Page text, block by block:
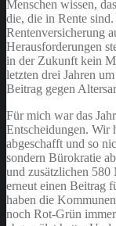
Menschen wissen,
die, die in Rente
Rentenversicherung
Herausforderungen
in der Zukunft kein
letzten drei Jahren
Beitrag gegen
Für mich war das
Entscheidungen. Wir
abgeschafft und so
sondern Bürokratie
und zusätzlichen
erneut einen Beitrag
haben die
noch Rot-Grün